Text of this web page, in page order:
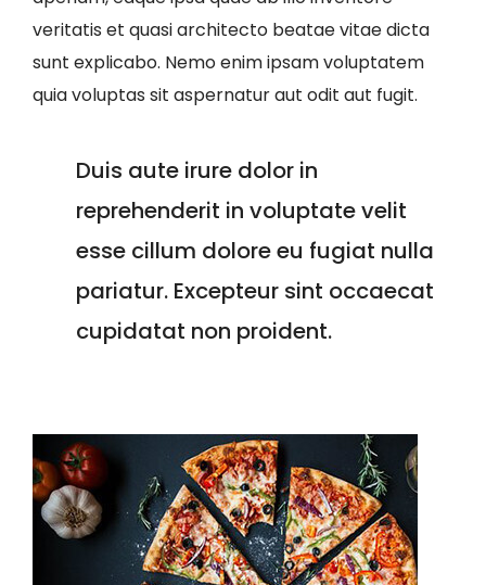
veritatis et quasi architecto beatae vitae dicta
sunt explicabo. Nemo enim ipsam voluptatem
quia voluptas sit aspernatur aut odit aut fugit.
Duis aute irure dolor in
reprehenderit in voluptate velit
esse cillum dolore eu fugiat nulla
pariatur. Excepteur sint occaecat
cupidatat non proident.